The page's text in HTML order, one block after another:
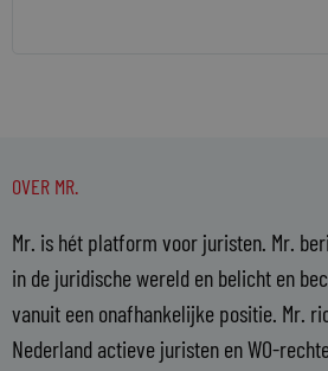
OVER MR.
Mr. is hét platform voor juristen. Mr.
in de juridische wereld en belicht en
vanuit een onafhankelijke positie. Mr.
Nederland actieve juristen en WO-